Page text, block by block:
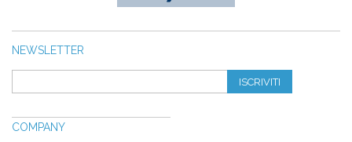
NEWSLETTER
ISCRIVITI
COMPANY